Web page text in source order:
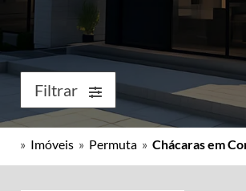
Filtrar
» Imóveis » Permuta » Chácaras em